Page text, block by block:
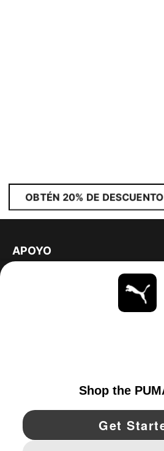
OBTÉN 20% DE DESCUENTO
APOYO
YouTube Twitter Pinterest